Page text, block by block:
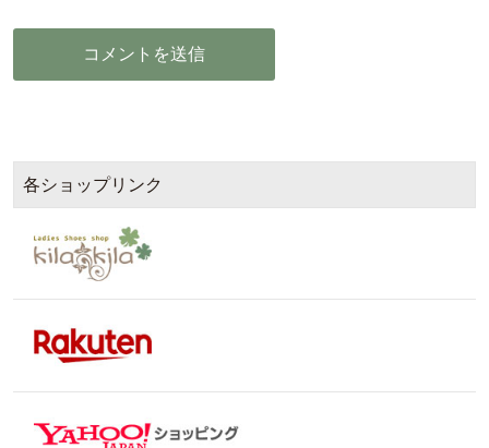
各ショップリンク